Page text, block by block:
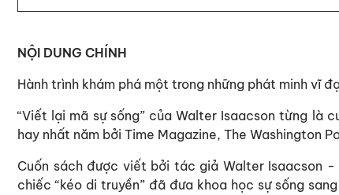
NỘI DUNG CHÍNH
Hành trình khám phá một trong những phát minh vĩ
“Viết lại mã sự sống” của Walter Isaacson từng là
hay nhất năm bởi Time Magazine, The Washington
Cuốn sách được viết bởi tác giả Walter Isaacson
chiếc “kéo di truyền” đã đưa khoa học sự sống